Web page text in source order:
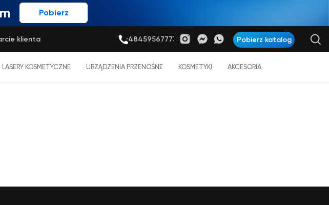
Pobierz
Pobierz katalog
+48459567773
klienta
LASERY KOSMETYCZNE URZĄDZENIA PRZENOŚNE KOSMETYKI AKCESORIA